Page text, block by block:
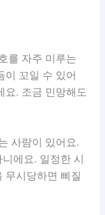
를 자주 미루는
이 꼬일 수 있어
요. 조금 민망해도
사람이 있어요.
에요. 일정한 시
무시당하면 삐질